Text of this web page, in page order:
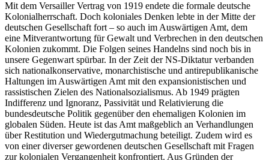
Mit dem Versailler Vertrag von 1919 endete die formale deutsche
Kolonialherrschaft. Doch koloniales Denken lebte in der Mitte der
deutschen Gesellschaft fort – so auch im Auswärtigen Amt, dem
eine Mitverantwortung für Gewalt und Verbrechen in den deutschen
Kolonien zukommt. Die Folgen seines Handelns sind noch bis in
unsere Gegenwart spürbar. In der Zeit der NS-Diktatur verbanden
sich nationalkonservative, monarchistische und antirepublikanische
Haltungen im Auswärtigen Amt mit den expansionistischen und
rassistischen Zielen des Nationalsozialismus. Ab 1949 prägten
Indifferenz und Ignoranz, Passivität und Relativierung die
bundesdeutsche Politik gegenüber den ehemaligen Kolonien im
globalen Süden. Heute ist das Amt maßgeblich an Verhandlungen
über Restitution und Wiedergutmachung beteiligt. Zudem wird es
von einer diverser gewordenen deutschen Gesellschaft mit Fragen
zur kolonialen Vergangenheit konfrontiert. Aus Gründen der